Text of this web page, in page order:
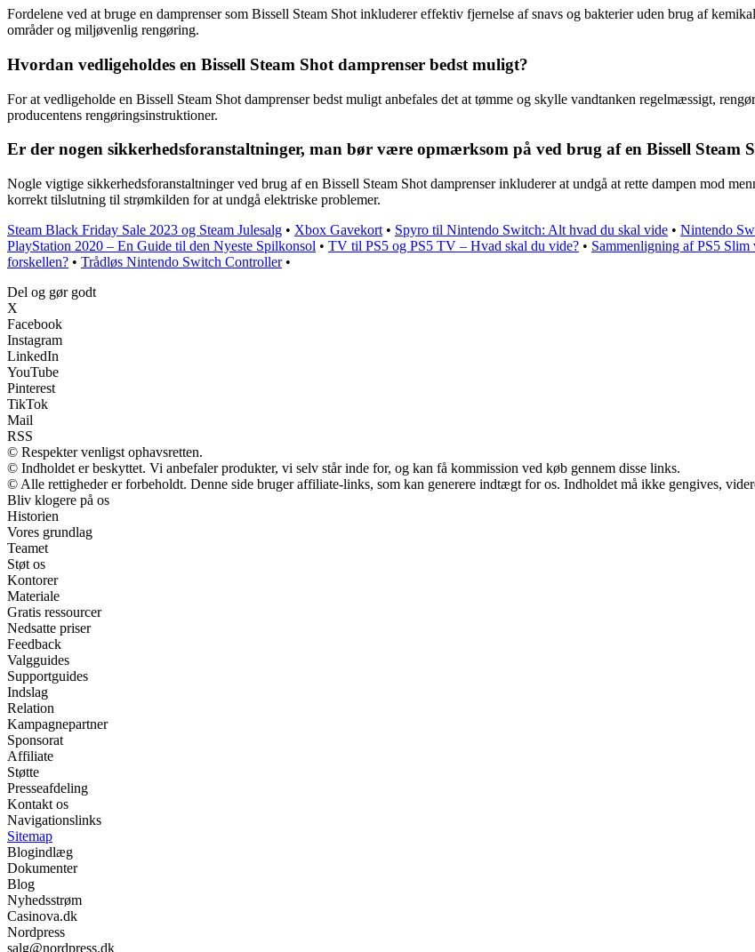
Fordelene ved at bruge en damprenser som Bissell Steam Shot inkluderer effektiv fjernelse af snavs og bakterier uden brug af
områder og miljøvenlig rengøring.
Hvordan vedligeholdes en Bissell Steam Shot damprenser bedst muligt?
For at vedligeholde en Bissell Steam Shot damprenser bedst muligt anbefales det at tømme og skylle vandtanken regelmæssigt,
producentens rengøringsinstruktioner.
Er der nogen sikkerhedsforanstaltninger, man bør være opmærksom på ved brug af en Bissell Steam
Nogle vigtige sikkerhedsforanstaltninger ved brug af en Bissell Steam Shot damprenser inkluderer at undgå at rette dampen mod
korrekt tilslutning til strømkilden for at undgå elektriske problemer.
Steam Black Friday Sale 2023 og Steam Julesalg • Xbox Gavekort • Spyro til Nintendo Switch: Alt hvad du skal vide • Nintendo
PlayStation 2020 – En Guide til den Nyeste Spilkonsol • TV til PS5 og PS5 TV – Hvad skal du vide? • Sammenligning af PS5
forskellen? • Trådløs Nintendo Switch Controller•
Del og gør godt
X
Facebook
Instagram
LinkedIn
YouTube
Pinterest
TikTok
Mail
RSS
© Respekter venligst ophavsretten.
© Indholdet er beskyttet. Vi anbefaler produkter, vi selv står inde for, og kan få kommission ved køb gennem disse links.
© Alle rettigheder er forbeholdt. Denne side bruger affiliate-links, som kan generere indtægt for os. Indholdet må ikke gengives,
Bliv klogere på os
Historien
Vores grundlag
Teamet
Støt os
Kontorer
Materiale
Gratis ressourcer
Nedsatte priser
Feedback
Valgguides
Supportguides
Indslag
Relation
Kampagnepartner
Sponsorat
Affiliate
Støtte
Presseafdeling
Kontakt os
Navigationslinks
Sitemap
Blogindlæg
Dokumenter
Blog
Nyhedsstrøm
Casinova.dk
Nordpress
salg@nordpress.dk